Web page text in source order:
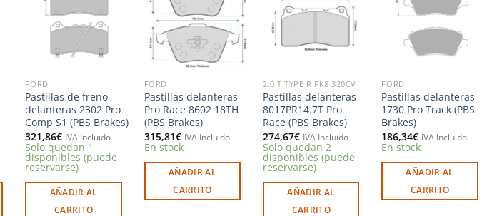
a la
lista de
FORD
Pastillas de freno
delanteras 2302 Pro
Comp S1 (PBS Brakes)
321,86€ IVA Incluido
Solo quedan 1
disponibles (puede
reservarse)
AÑADIR AL
CARRITO
Añadir
a la
lista de
deseos
FORD
Pastillas delanteras
Pro Race 8602 18TH
(PBS Brakes)
315,81€ IVA Incluido
En stock
AÑADIR AL
CARRITO
Añadir
a la
lista de
2.0 T TYPE R FK8 320CV
Pastillas delanteras
8017PR14.7T Pro
Race (PBS Brakes)
274,67€ IVA Incluido
Solo quedan 2
disponibles (puede
reservarse)
AÑADIR AL
CARRITO
Añadir
a la
lista de
deseos
FORD
Pastillas delanteras
1730 Pro Track (PBS
Brakes)
186,34€ IVA Incluido
En stock
AÑADIR AL
CARRITO